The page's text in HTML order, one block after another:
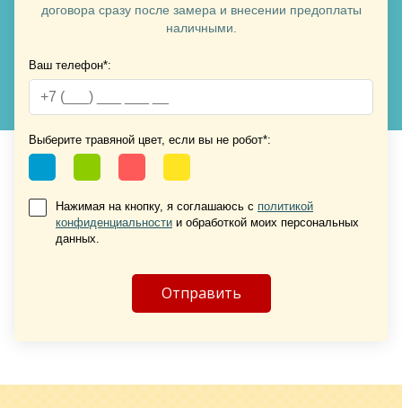
Хочу такую
договора сразу после замера и внесении предоплаты
наличными.
Ваш телефон*:
Выберите травяной цвет, если вы не робот*:
Нажимая на кнопку, я соглашаюсь с политикой
конфиденциальности и обработкой моих персональных
данных.